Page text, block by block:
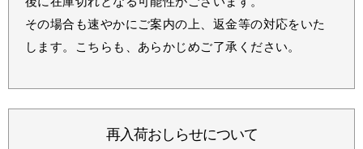
その場合も速やかにご案内の上、返金等の対応をいた
します。こちらも、あらかじめご了承ください。
再入荷おしらせについて